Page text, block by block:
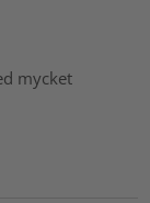
mycket